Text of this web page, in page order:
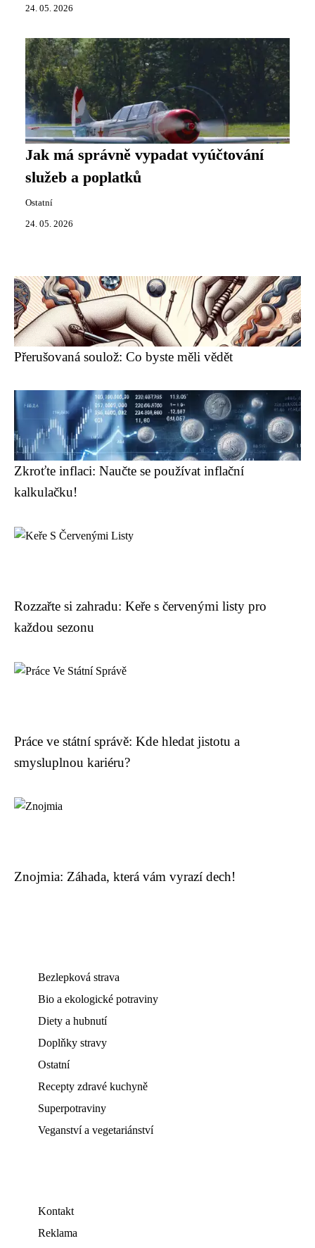
24. 05. 2026
Jak má správně vypadat vyúčtování
služeb a poplatků
Ostatní
24. 05. 2026
Přerušovaná soulož: Co byste měli vědět
Zkroťte inflaci: Naučte se používat inflační
kalkulačku!
Rozzařte si zahradu: Keře s červenými listy pro
každou sezonu
Práce ve státní správě: Kde hledat jistotu a
smysluplnou kariéru?
Znojmia: Záhada, která vám vyrazí dech!
Bezlepková strava
Bio a ekologické potraviny
Diety a hubnutí
Doplňky stravy
Ostatní
Recepty zdravé kuchyně
Superpotraviny
Veganství a vegetariánství
Kontakt
Reklama